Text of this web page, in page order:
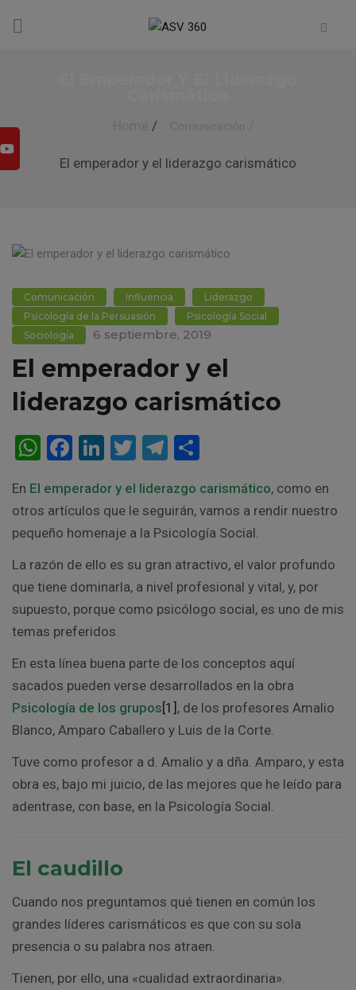
/
El emperador y el liderazgo carismático
Comunicación Influencia
Liderazgo
Psicología de la Persuasión
Psicología Social
Sociología
6 septiembre, 2019
El emperador y el
liderazgo carismático
W
at
s
p
p
F
ce
b
o
k
Li
ke
dI
n
T
tt
er
T
e
gr
m
m
p
ar
tir
En El emperador y el liderazgo carismático, como en
otros artículos que le seguirán, vamos a rendir nuestro
pequeño homenaje a la Psicología Social.
La razón de ello es su gran atractivo, el valor profundo
que tiene dominarla, a nivel profesional y vital, y, por
supuesto, porque como psicólogo social, es uno de mis
temas preferidos.
En esta línea buena parte de los conceptos aquí
sacados pueden verse desarrollados en la obra
Psicología de los grupos [1] , de los profesores Amalio
Blanco, Amparo Caballero y Luis de la Corte.
Tuve como profesor a d. Amalio y a dña. Amparo, y esta
obra es, bajo mi juicio, de las mejores que he leído para
adentrase, con base, en la Psicología Social.
El caudillo
Cuando nos preguntamos qué tienen en común los
grandes líderes carismáticos es que con su sola
presencia o su palabra nos atraen.
Tienen, por ello, una «cualidad extraordinaria».